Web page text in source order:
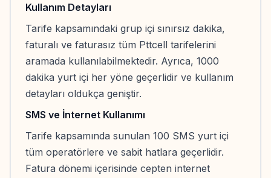
Kullanım Detayları
Tarife kapsamındaki grup içi sınırsız dakika,
faturalı ve faturasız tüm Pttcell tarifelerini
aramada kullanılabilmektedir. Ayrıca, 1000
dakika yurt içi her yöne geçerlidir ve kullanım
detayları oldukça geniştir.
SMS ve İnternet Kullanımı
Tarife kapsamında sunulan 100 SMS yurt içi
tüm operatörlere ve sabit hatlara geçerlidir.
Fatura dönemi içerisinde cepten internet